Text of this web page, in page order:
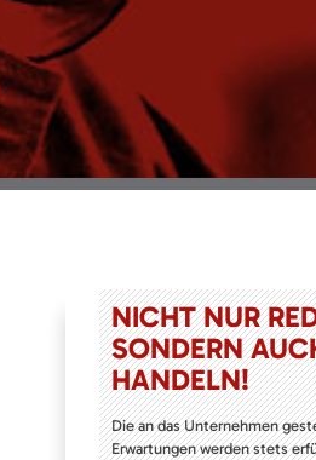
NICHT NUR
SONDERN
HANDELN!
Die an das Unternehmen
Erwartungen werden stets